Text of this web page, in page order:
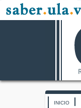
INICIO